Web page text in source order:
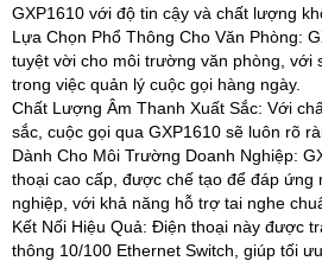
GXP1610 với độ tin cậy và chất lượng
Lựa Chọn Phổ Thông Cho Văn Phòng:
tuyệt vời cho môi trường văn phòng, với
trong việc quản lý cuộc gọi hàng ngày.
Chất Lượng Âm Thanh Xuất Sắc: Với
sắc, cuộc gọi qua GXP1610 sẽ luôn rõ
Dành Cho Môi Trường Doanh Nghiệp:
thoại cao cấp, được chế tạo để đáp ứng
nghiệp, với khả năng hỗ trợ tai nghe
Kết Nối Hiệu Quả: Điện thoại này được
thông 10/100 Ethernet Switch, giúp tối